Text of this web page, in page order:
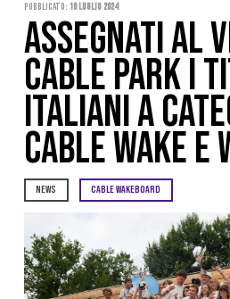
Pubblicato: 10 Luglio 2024
ASSEGNATI AL
CABLE PARK I
ITALIANI A
CABLE WAKE E
NEWS CABLE WAKEBOARD